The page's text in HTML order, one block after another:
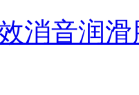
消音润滑